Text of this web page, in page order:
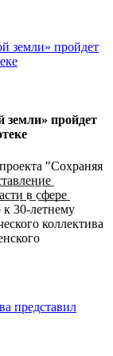
земли» пройдет
"Сохраняя
в̲ с̲ф̲е̲р̲е̲
30-летнему
коллектива